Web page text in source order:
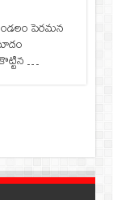
పెరమన
…